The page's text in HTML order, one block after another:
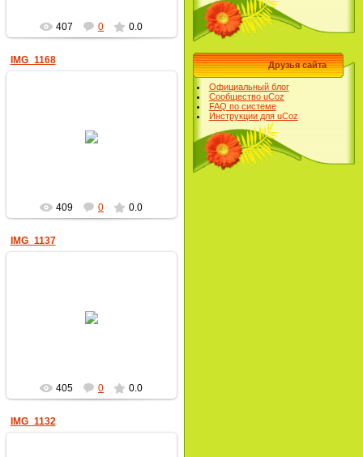
407 0 0.0
IMG_1168
409 0 0.0
IMG_1137
405 0 0.0
IMG_1132
Друзья сайта
Официальный блог
Сообщество uCoz
FAQ по системе
Инструкции для uCoz